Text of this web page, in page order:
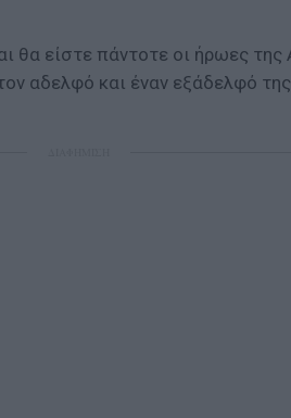
θα είστε πάντοτε οι ήρωες της
αδελφό και έναν εξάδελφό